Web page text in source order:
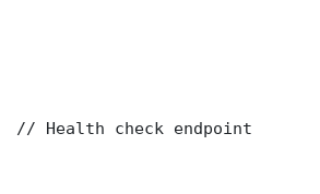
// Health check endpoint